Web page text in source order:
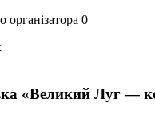
організатора 0
«Великий Луг —